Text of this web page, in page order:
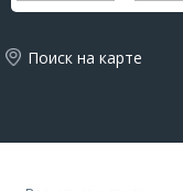
Поиск на карте